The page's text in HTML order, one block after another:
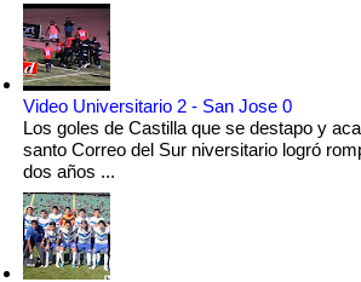
Video Universitario 2 - San Jose 0
Los goles de Castilla que se destapo y
santo Correo del Sur niversitario logró
dos años ...